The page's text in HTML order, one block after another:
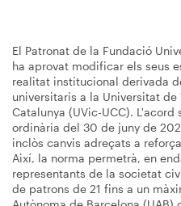
El Patronat de la Fundació
ha aprovat modificar els seus
realitat institucional derivada
universitaris a la Universitat
Catalunya (UVic-UCC). L'acord
ordinària del 30 de juny de
inclòs canvis adreçats a
Així, la norma permetrà, en
representants de la societat
de patrons de 21 fins a un